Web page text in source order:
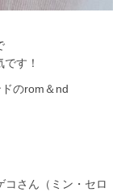
す！
のrom＆nd
コさん（ミン・セロ